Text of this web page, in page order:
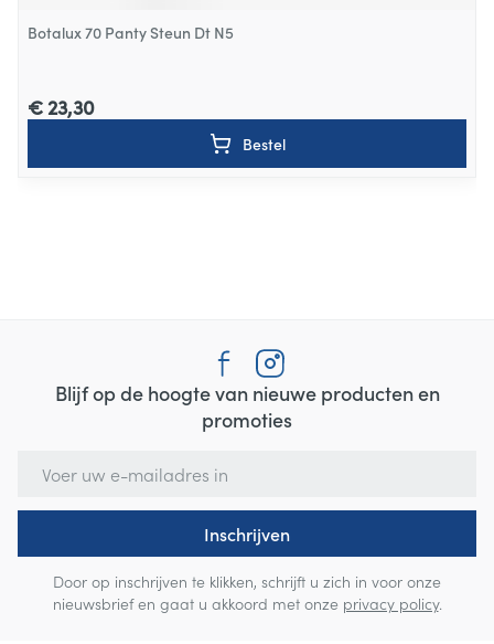
Botalux 70 Panty Steun Dt N5
€ 23,30
Bestel
Blijf op de hoogte van nieuwe producten en
promoties
Inschrijven
Door op inschrijven te klikken, schrijft u zich in voor onze
nieuwsbrief en gaat u akkoord met onze privacy policy.